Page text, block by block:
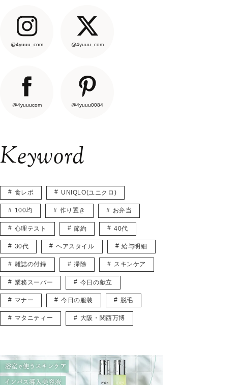
@4yuuu_com @4yuuu_com
@4yuuucom @4yuuu0084
Keyword
食レポ UNIQLO(ユニクロ)
100均 作り置き お弁当
心理テスト 節約 40代
30代 ヘアスタイル 給与明細
雑誌の付録 掃除 スキンケア
業務スーパー 今日の献立
マナー 今日の服装 脱毛
マタニティー 大阪・関西万博